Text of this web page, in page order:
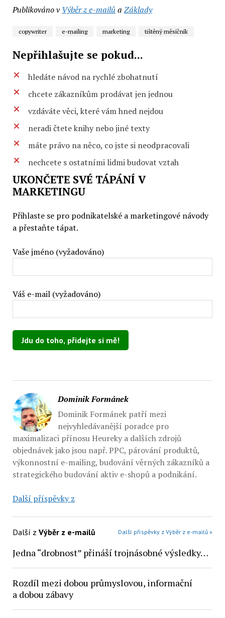
Publikováno v Výběr z e-mailů a Základy
copywriter e-mailing marketing tištěný měsíčník
Nepřihlašujte se pokud...
hledáte návod na rychlé zbohatnutí
chcete zákazníkům prodávat jen jednou
vzdáváte věci, které vám hned nejdou
neradi čtete knihy nebo jiné texty
máte právo na něco, co jste si neodpracovali
nechcete s ostatními lidmi budovat vztah
UKONČETE SVÉ TÁPÁNÍ V
MARKETINGU
Přihlaste se pro podnikatelské a marketingové návody
a přestaňte tápat.
Vaše jméno (vyžadováno)
Váš e-mail (vyžadováno)
Dominik Formánek
Dominik Formánek patří mezi
nejvyhledávanější poradce pro
maximalizaci přínosu Heureky a dalších zdrojů
objednávek jako jsou např. PPC, párování produktů,
výkonnostní e-mailing, budování věrných zákazníků a
strategického budování aktiv e-shopů a podnikání.
Další příspěvky z
Další z Výběr z e-mailů Další příspěvky z Výběr z e-mailů »
Jedna “drobnost” přináší trojnásobné výsledky…
Rozdíl mezi dobou průmyslovou, informační
a dobou zábavy